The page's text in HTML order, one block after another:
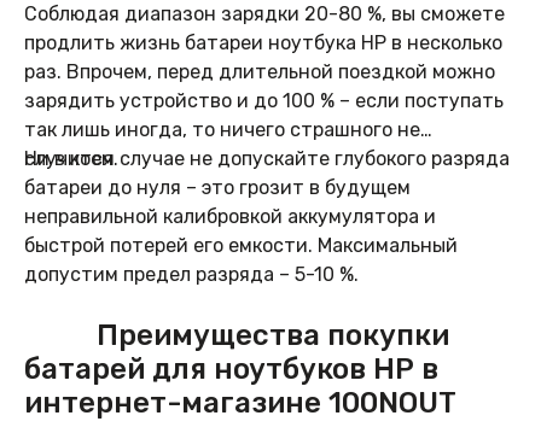
Соблюдая диапазон зарядки 20-80 %, вы сможете
продлить жизнь батареи ноутбука HP в несколько
раз. Впрочем, перед длительной поездкой можно
зарядить устройство и до 100 % – если поступать
так лишь иногда, то ничего страшного не
случится.
Ни в коем случае не допускайте глубокого разряда
батареи до нуля – это грозит в будущем
неправильной калибровкой аккумулятора и
быстрой потерей его емкости. Максимальный
допустим предел разряда – 5-10 %.
Преимущества покупки
батарей для ноутбуков HP в
интернет-магазине 100NOUT